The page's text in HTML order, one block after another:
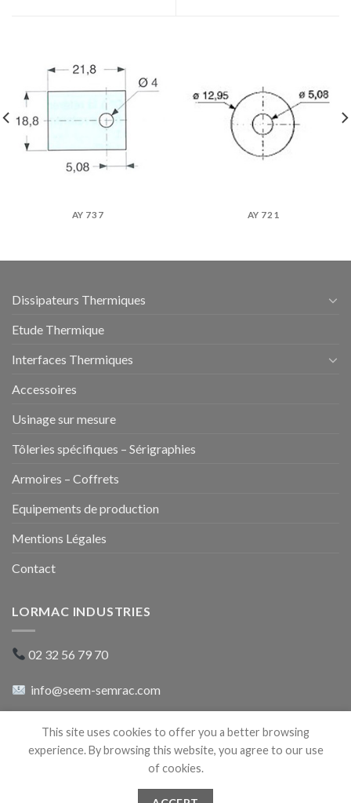
AY 737 AY 721
Dissipateurs Thermiques
Etude Thermique
Interfaces Thermiques
Accessoires
Usinage sur mesure
Tôleries spécifiques – Sérigraphies
Armoires – Coffrets
Equipements de production
Mentions Légales
Contact
LORMAC INDUSTRIES
02 32 56 79 70
info@seem-semrac.com
rue du 8 mai 1945
27500 Pont-Audemer
This site uses cookies to offer you a better browsing
experience. By browsing this website, you agree to our use
of cookies.